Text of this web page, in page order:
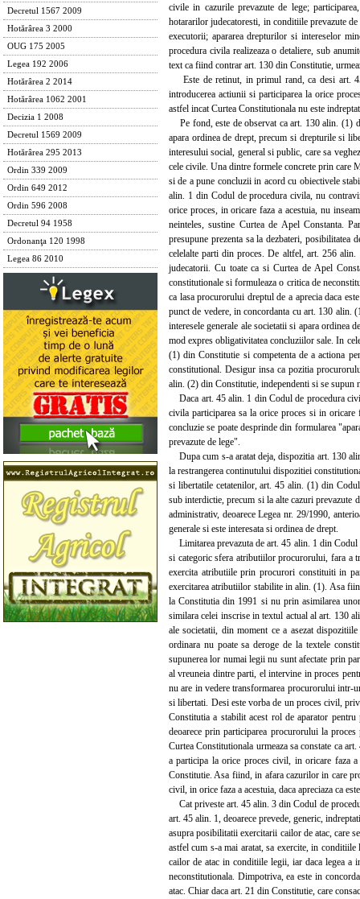
Decretul 1567 2009
Hotărârea 3 2000
OUG 175 2005
Legea 192 2006
Hotărârea 2 2014
Hotărârea 1062 2001
Decizia 1 2008
Decretul 1569 2009
Hotărârea 295 2013
Ordin 339 2009
Ordin 649 2012
Ordin 596 2008
Decretul 94 1958
Ordonanţa 120 1998
Legea 86 2010
civile in cazurile prevazute de lege;
hotararilor judecatoresti, in conditiile prevazute
executorii; apararea drepturilor si intereselor
procedura civila realizeaza o detaliere, sub
text ca fiind contrar art. 130 din Constitutie,
Este de retinut, in primul rand, ca desi art.
introducerea actiunii si participarea la orice
astfel incat Curtea Constitutionala nu este
Pe fond, este de observat ca art. 130 alin. (1)
apara ordinea de drept, precum si drepturile si
interesului social, general si public, care sa
cele civile. Una dintre formele concrete prin care
si de a pune concluzii in acord cu obiectivele
alin. 1 din Codul de procedura civila, nu
orice proces, in oricare faza a acestuia, nu
neinteles, sustine Curtea de Apel Constanta.
presupune prezenta sa la dezbateri, posibilitatea
celelalte parti din proces. De altfel, art. 256
judecatorii. Cu toate ca si Curtea de Apel
constitutionale si formuleaza o critica de
ca lasa procurorului dreptul de a aprecia daca
punct de vedere, in concordanta cu art. 130 alin.
interesele generale ale societatii si apara ordinea
mod expres obligativitatea concluziilor sale. In
(1) din Constitutie si competenta de a actiona
constitutional. Desigur insa ca pozitia
alin. (2) din Constitutie, independenti si se supun
Daca art. 45 alin. 1 din Codul de procedura
civila participarea sa la orice proces si in oricare
concluzie se poate desprinde din formularea
prevazute de lege".
Dupa cum s-a aratat deja, dispozitia art. 130
la restrangerea continutului dispozitiei
si libertatile cetatenilor, art. 45 alin. (1) din
sub interdictie, precum si la alte cazuri prevazute
administrativ, deoarece Legea nr. 29/1990,
generale si este interesata si ordinea de drept.
Limitarea prevazuta de art. 45 alin. 1 din Codul
si categoric sfera atributiilor procurorului, fara a
exercita atributiile prin procurori constituiti in
exercitarea atributiilor stabilite in alin. (1). Asa
la Constitutia din 1991 si nu prin asimilarea
similara celei inscrise in textul actual al art. 130
ale societatii, din moment ce a asezat
ordinara nu poate sa deroge de la textele
supunerea lor numai legii nu sunt afectate prin
al vreuneia dintre parti, el intervine in proces
nu are in vedere transformarea procurorului intr-
si libertati. Desi este vorba de un proces civil,
Constitutia a stabilit acest rol de aparator
deoarece prin participarea procurorului la
Curtea Constitutionala urmeaza sa constate ca
a participa la orice proces civil, in oricare faza
Constitutie. Asa fiind, in afara cazurilor in care
civil, in orice faza a acestuia, daca apreciaza ca
Cat priveste art. 45 alin. 3 din Codul de
art. 45 alin. 1, deoarece prevede, generic,
asupra posibilitatii exercitarii cailor de atac, care
astfel cum s-a mai aratat, sa exercite, in
cailor de atac in conditiile legii, iar daca legea a
neconstitutionala. Dimpotriva, ea este in
atac. Chiar daca art. 21 din Constitutie, care